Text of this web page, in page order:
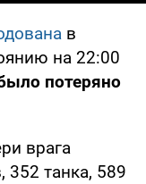
в
на 22:00
потеряно
врага
352 танка, 589